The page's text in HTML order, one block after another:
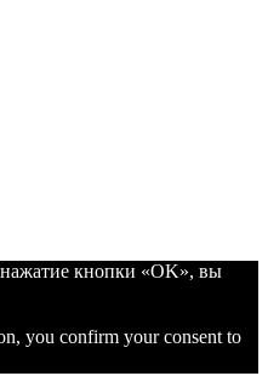
нажатие кнопки «OK», вы
you confirm your consent to